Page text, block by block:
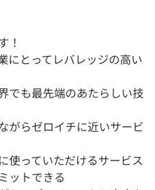
！
にとってレバレッジの高い
でも最先端のあたらしい技
がらゼロイチに近いサービ
使っていただけるサービス
ットできる